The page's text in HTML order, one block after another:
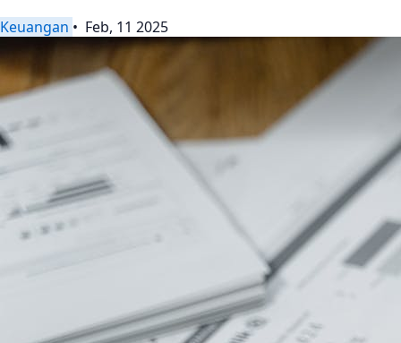
Keuangan • Feb, 11 2025